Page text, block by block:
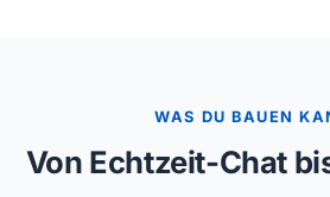
WAS DU BAUEN
Von Echtzeit-Chat